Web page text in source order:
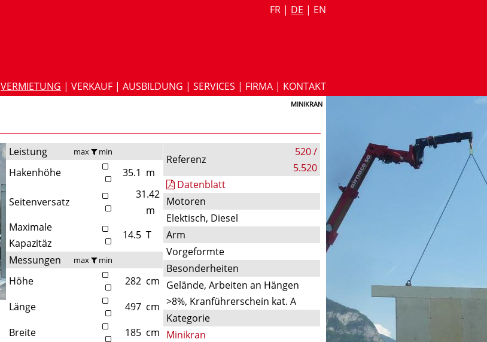
FR | DE | EN
VERMIETUNG |VERKAUF |AUSBILDUNG |SERVICES | FIRMA | KONTAKT
MINIKRAN
Leistung max min
Hakenhöhe 35.1 m
Seitenversatz
31.42
m
Maximale
Kapazitäz
14.5 T
Messungen
max min
Höhe 282 cm
Länge
497 cm
Breite
185 cm
Referenz
520 /
5.520
Datenblatt
Motoren
Elektisch, Diesel
Arm
Vorgeformte
Besonderheiten
Gelände, Arbeiten an Hängen
>8%, Kranführerschein kat. A
Kategorie
Minikran